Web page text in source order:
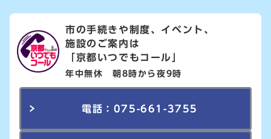
市の手続きや制度、イベント、
施設のご案内は
「京都いつでもコール」
年中無休 朝8時から夜9時
電話：075-661-3755